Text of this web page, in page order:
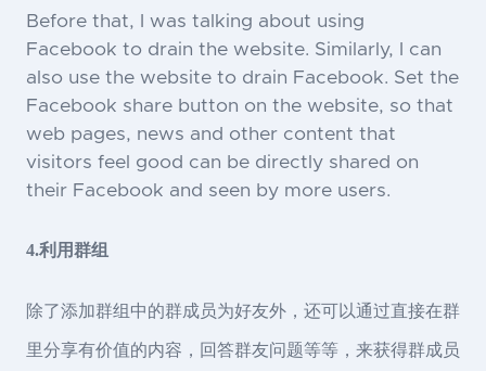
Before that, I was talking about using
Facebook to drain the website. Similarly, I can
also use the website to drain Facebook. Set the
Facebook share button on the website, so that
web pages, news and other content that
visitors feel good can be directly shared on
their Facebook and seen by more users.
4.利用群组
除了添加群组中的群成员为好友外，还可以通过直接在群
里分享有价值的内容，回答群友问题等等，来获得群成员